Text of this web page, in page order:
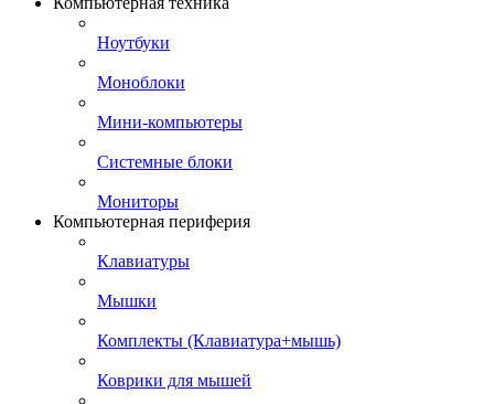
Ноутбуки
Моноблоки
Мини-компьютеры
Системные блоки
Мониторы
Компьютерная периферия
Клавиатуры
Мышки
Комплекты (Клавиатура+мышь)
Коврики для мышей